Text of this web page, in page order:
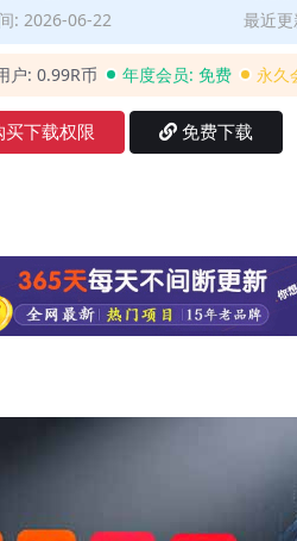
: 2026-06-22
最近
户: 0.99R币 年度会员: 免费 永久
买下载权限 免费下载